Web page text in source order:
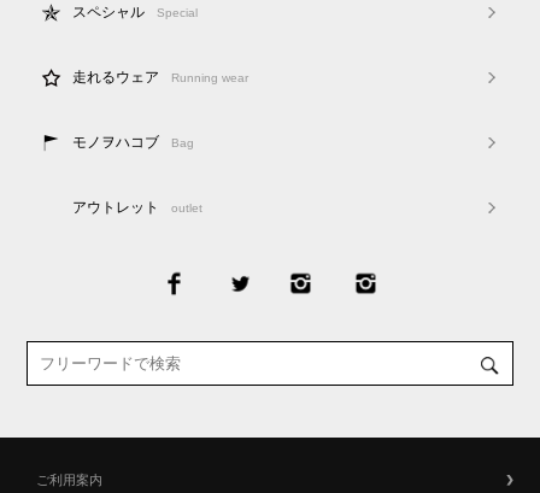
スペシャル Special
走れるウェア Running wear
モノヲハコブ Bag
アウトレット outlet
ご利用案内